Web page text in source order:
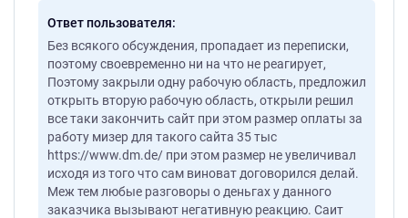
Ответ пользователя
Без всякого обсуждения, пропадает из переписки,
поэтому своевременно ни на что не реагирует,
Поэтому закрыли одну рабочую область, предложил
открыть вторую рабочую область, открыли решил
все таки закончить сайт при этом размер оплаты за
работу мизер для такого сайта 35 тыс
https://www.dm.de/ при этом размер не увеличивал
исходя из того что сам виноват договорился делай.
Меж тем любые разговоры о деньгах у данного
заказчика вызывают негативную реакцию. Саит